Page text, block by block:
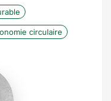
circulaire